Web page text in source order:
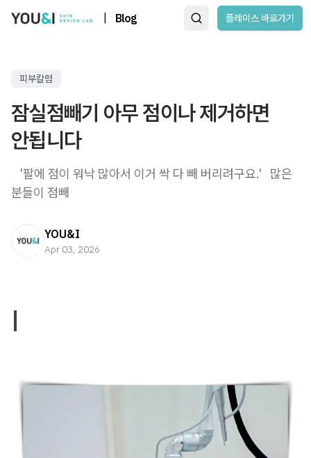
Blog 플레이스 바로가기
피부칼럼
잠실점빼기 아무 점이나 제거하면
안됩니다
​ ​ ​ '팔에 점이 워낙 많아서 이거 싹 다 빼 버리려구요.' ​ ​ 많은
분들이 점빼
YOU&I
Apr 03, 2026